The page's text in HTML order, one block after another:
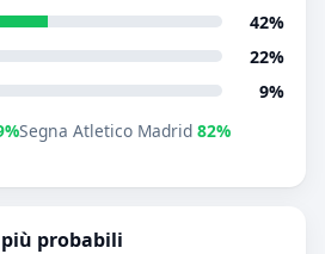
42%
22%
9%
Segna Atletico Madrid 82%
probabili